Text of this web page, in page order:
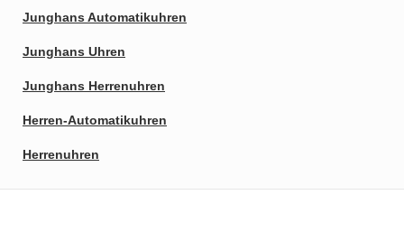
Junghans Automatikuhren
Junghans Uhren
Junghans Herrenuhren
Herren-Automatikuhren
Herrenuhren